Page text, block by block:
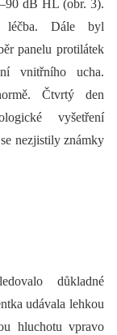
dB HL (obr. 3).
léčba. Dále byl
panelu protilátek
vnitřního ucha.
Čtvrtý den
vyšetření
nezjistily známky
důkladné
udávala lehkou
hluchotu vpravo